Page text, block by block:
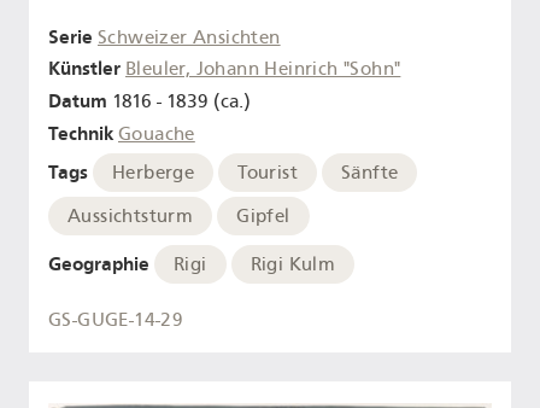
Serie Schweizer Ansichten
Künstler Bleuler, Johann Heinrich "Sohn"
Datum 1816 - 1839 (ca.)
Technik Gouache
Tags Herberge Tourist
Sänfte
Aussichtsturm
Gipfel
Geographie Rigi Rigi Kulm
GS-GUGE-14-29